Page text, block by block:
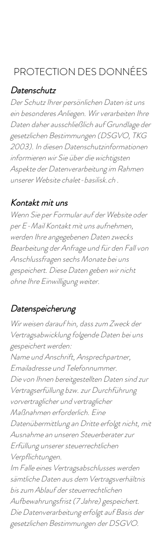
PROTECTION DES DONNÉES
Datenschutz
Der Schutz Ihrer persönlichen Daten ist uns
ein besonderes Anliegen. Wir verarbeiten Ihre
Daten daher ausschließlich auf Grundlage der
gesetzlichen Bestimmungen (DSGVO, TKG
2003). In diesen Datenschutzinformationen
informieren wir Sie über die wichtigsten
Aspekte der Datenverarbeitung im Rahmen
unserer Website chalet-basilisk.ch .
Kontakt mit uns
Wenn Sie per Formular auf der Website oder
per E-Mail Kontakt mit uns aufnehmen,
werden Ihre angegebenen Daten zwecks
Bearbeitung der Anfrage und für den Fall von
Anschlussfragen sechs Monate bei uns
gespeichert. Diese Daten geben wir nicht
ohne Ihre Einwilligung weiter.
Datenspeicherung
Wir weisen darauf hin, dass zum Zweck der
Vertragsabwicklung folgende Daten bei uns
gespeichert werden:
Name und Anschrift, Ansprechpartner,
Emailadresse und Telefonnummer.
Die von Ihnen bereitgestellten Daten sind zur
Vertragserfüllung bzw. zur Durchführung
vorvertraglicher und vertraglicher
Maßnahmen erforderlich. Eine
Datenübermittlung an Dritte erfolgt nicht, mit
Ausnahme an unseren Steuerberater zur
Erfüllung unserer steuerrechtlichen
Verpflichtungen.
Im Falle eines Vertragsabschlusses werden
sämtliche Daten aus dem Vertragsverhältnis
bis zum Ablauf der steuerrechtlichen
Aufbewahrungsfrist (7 Jahre) gespeichert.
Die Datenverarbeitung erfolgt auf Basis der
gesetzlichen Bestimmungen der DSGVO.